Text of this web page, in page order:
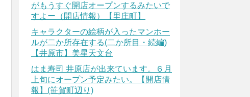
がもうすぐ開店オープンするみたいで
すよー（開店情報）【里庄町】
キャラクターの絵柄が入ったマンホー
ルが二か所存在する(二か所目・続編)
【井原市】美星天文台
はま寿司 井原店が出来ています。６月
上旬にオープン予定みたい。【開店情
報】(笹賀町辺り)